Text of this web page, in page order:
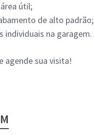
útil;
de alto padrão;
individuais na garagem.
e agende sua visita!